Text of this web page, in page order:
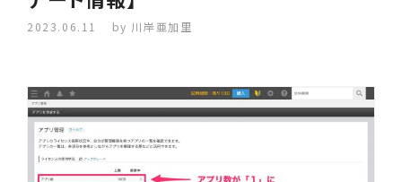
2023.06.11 by 川岸亜加里